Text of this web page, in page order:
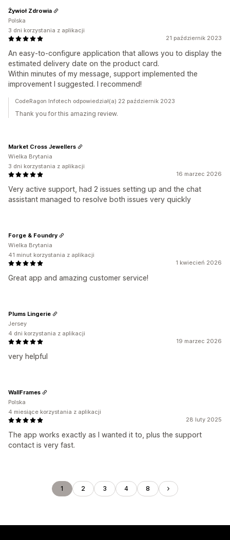
21 październik 2023
An easy-to-configure application that allows you to display the
estimated delivery date on the product card.
Within minutes of my message, support implemented the
improvement I suggested. I recommend!
Żywioł Zdrowia
Polska
3 dni korzystania z aplikacji
CodeRagon Infotech odpowiedział(a) 22 październik 2023
Thank you for this amazing review.
16 marzec 2026
Very active support, had 2 issues setting up and the chat
assistant managed to resolve both issues very quickly
Market Cross Jewellers
Wielka Brytania
3 dni korzystania z aplikacji
1 kwiecień 2026
Great app and amazing customer service!
Forge & Foundry
Wielka Brytania
41 minut korzystania z aplikacji
19 marzec 2026
very helpful
Plums Lingerie
Jersey
4 dni korzystania z aplikacji
28 luty 2025
The app works exactly as I wanted it to, plus the support
contact is very fast.
WallFrames
Polska
4 miesiące korzystania z aplikacji
1 2 3 4 8